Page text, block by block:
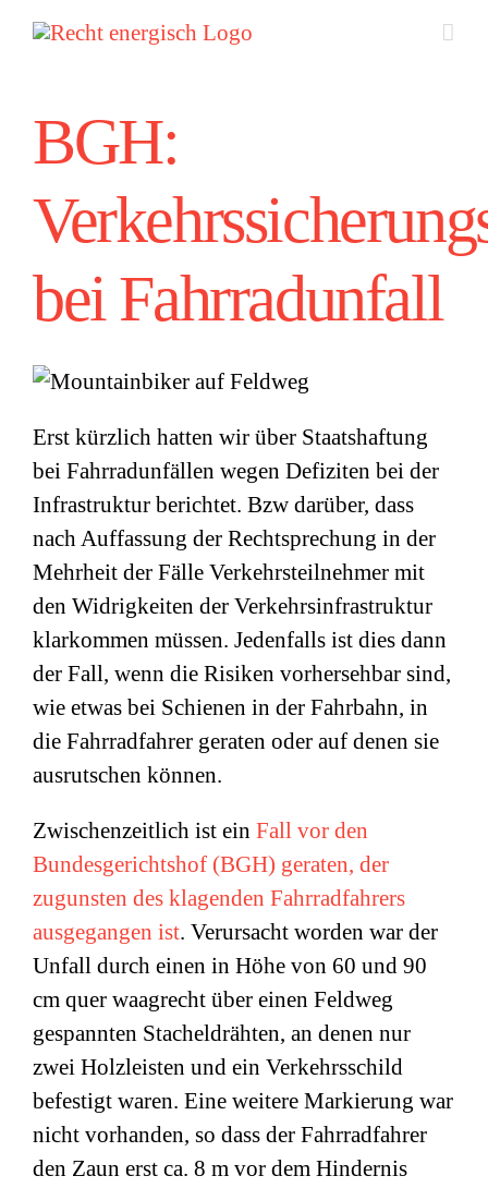
Zum
Inhalt
BGH:
bei Fahrradunfall
Erst kürzlich hatten wir über Staatshaftung
bei Fahrradunfällen wegen Defiziten bei der
Infrastruktur berichtet. Bzw darüber, dass
nach Auffassung der Rechtsprechung in der
Mehrheit der Fälle Verkehrsteilnehmer mit
den Widrigkeiten der Verkehrsinfrastruktur
klarkommen müssen. Jedenfalls ist dies dann
der Fall, wenn die Risiken vorhersehbar sind,
wie etwas bei Schienen in der Fahrbahn, in
die Fahrradfahrer geraten oder auf denen sie
ausrutschen können.
Zwischenzeitlich ist ein Fall vor den
Bundesgerichtshof (BGH) geraten, der
zugunsten des klagenden Fahrradfahrers
ausgegangen ist. Verursacht worden war der
Unfall durch einen in Höhe von 60 und 90
cm quer waagrecht über einen Feldweg
gespannten Stacheldrähten, an denen nur
zwei Holzleisten und ein Verkehrsschild
befestigt waren. Eine weitere Markierung war
nicht vorhanden, so dass der Fahrradfahrer
den Zaun erst ca. 8 m vor dem Hindernis